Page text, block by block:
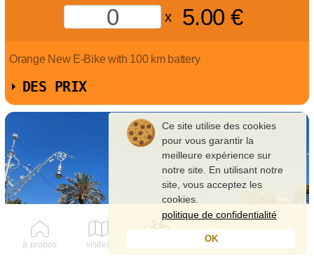
x 5.00 €
Orange New E-Bike with 100 km battery
DES PRIX
à propos visites profil
Ce site utilise des cookies
pour vous garantir la
meilleure expérience sur
notre site. En utilisant notre
site, vous acceptez les
cookies.
politique de confidentialité
OK